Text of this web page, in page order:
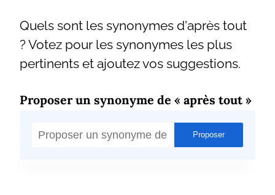
Quels sont les synonymes d'après tout
? Votez pour les synonymes les plus
pertinents et ajoutez vos suggestions.
Proposer un synonyme de « après tout »